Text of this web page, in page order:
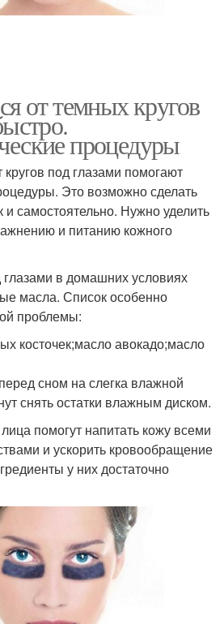
от темных кругов
процедуры
под глазами помогают
Это возможно сделать
и самостоятельно. Нужно уделить
и питанию кожного
в домашних условиях
масла. Список особенно
проблемы:
косточек;масло авокадо;масло
сном на слегка влажной
снять остатки влажным диском.
помогут напитать кожу всеми
и ускорить кровообращение
у них достаточно